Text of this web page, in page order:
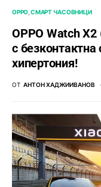
OPPO СМАРТ ЧАСОВНИЦИ
OPPO Watch
с безконтактна
хипертония!
ОТ АНТОН ХАДЖИИВАНОВ